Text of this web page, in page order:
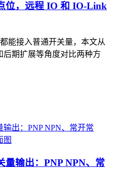
位，远程 IO 和 IO-Link
能接入普通开关量，本文从
后期扩展等角度对比两种方
量输出：PNP NPN、常